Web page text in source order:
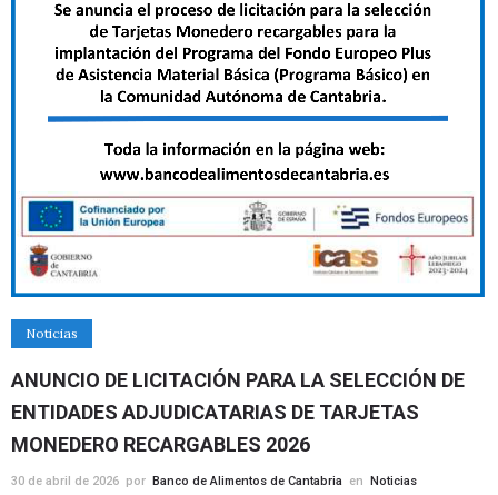
Noticias
ANUNCIO DE LICITACIÓN PARA LA SELECCIÓN DE
ENTIDADES ADJUDICATARIAS DE TARJETAS
MONEDERO RECARGABLES 2026
30 de abril de 2026 por Banco de Alimentos de Cantabria en Noticias